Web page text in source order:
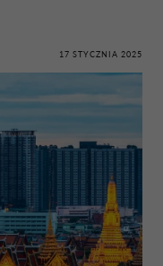
17 STYCZNIA 2025